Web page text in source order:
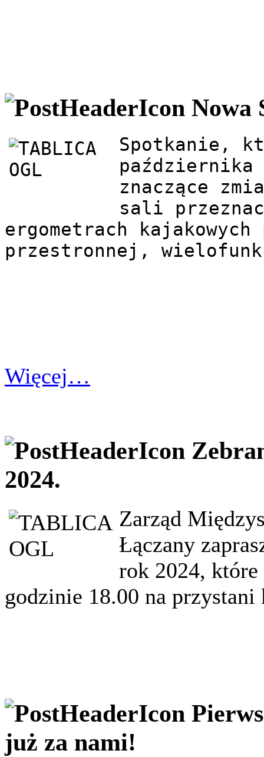
Nowa
Spotkanie,
października
znaczące
sali
ergometrach
przestronnej,
Więcej…
2024.
Zarząd
Łączany
rok 2024, które
godzinie 18.00 na
już za nami!